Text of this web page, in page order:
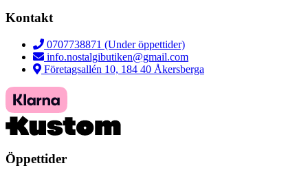
Kontakt
0707738871 (Under öppettider)
info.nostalgibutiken@gmail.com
Företagsallén 10, 184 40 Åkersberga
Öppettider